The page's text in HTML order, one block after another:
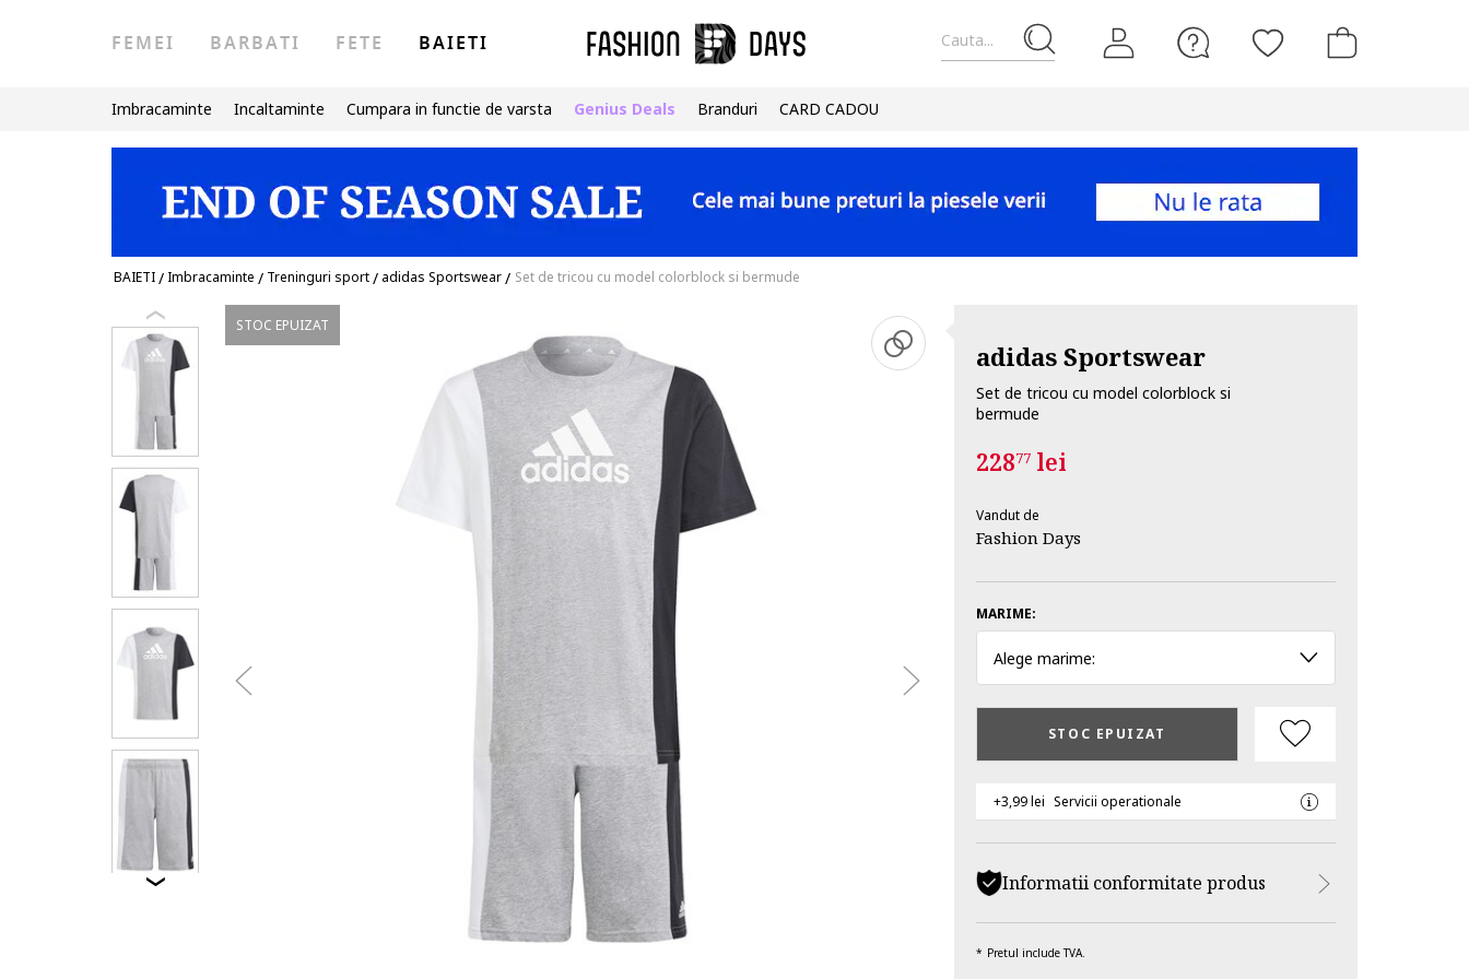
Cauta...
FEMEI BARBATI FETE BAIETI
Imbracaminte Incaltaminte Cumpara in functie de varsta Genius Deals Branduri CARD CADOU
BAIETI/Imbracaminte / Treninguri sport/ adidas Sportswear/ Set de tricou cu model colorblock si bermude
STOC EPUIZAT
adidas Sportswear
Set de tricou cu model colorblock si
bermude
22877lei
Vandut de
Fashion Days
MARIME:
Alege marime:
STOC EPUIZAT
+3,99 lei Servicii operationale
Informatii conformitate produs
Pretul include TVA.